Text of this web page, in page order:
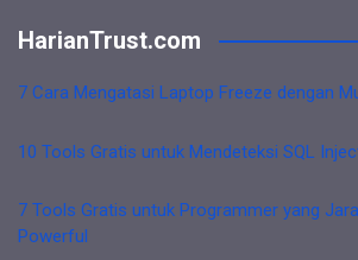
HarianTrust.com
7 Cara Mengatasi Laptop Freeze dengan
10 Tools Gratis untuk Mendeteksi SQL
7 Tools Gratis untuk Programmer yang
Powerful